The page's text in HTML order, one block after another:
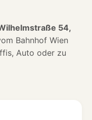
54,
Bahnhof Wien
Auto oder zu